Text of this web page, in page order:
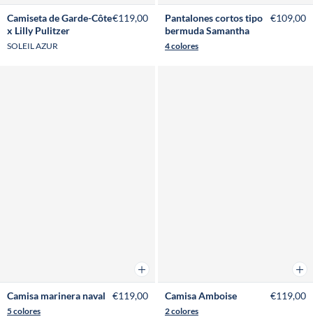
Camiseta de Garde-Côte
x Lilly Pulitzer
SOLEIL AZUR
€119,00
Pantalones cortos tipo
bermuda Samantha
4 colores
€109,00
Añadir a la cesta
Camisa marinera naval
5 colores
€119,00 Camisa Amboise
2 colores
€119,00